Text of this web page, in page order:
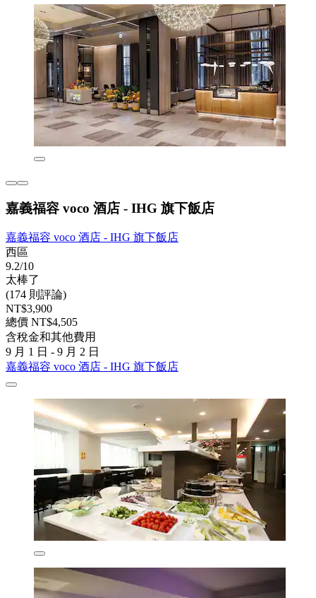
嘉義福容 voco 酒店 - IHG 旗下飯店
嘉義福容 voco 酒店 - IHG 旗下飯店
西區
9.2/10
太棒了
(174 則評論)
NT$3,900
總價 NT$4,505
含稅金和其他費用
9 月 1 日 - 9 月 2 日
嘉義福容 voco 酒店 - IHG 旗下飯店